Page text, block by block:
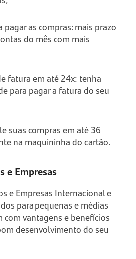
pagar as compras: mais prazo
do mês com mais
fatura em até 24x: tenha
para pagar a fatura do seu
suas compras em até 36
na maquininha do cartão.
e Empresas
e Empresas Internacional e
para pequenas e médias
com vantagens e benefícios
desenvolvimento do seu